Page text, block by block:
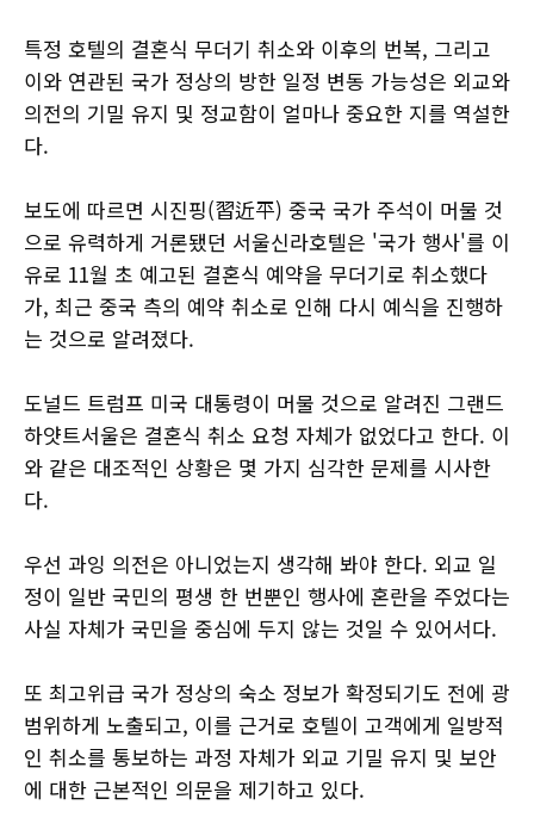
특정 호텔의 결혼식 무더기 취소와 이후의 번복, 그리고
이와 연관된 국가 정상의 방한 일정 변동 가능성은 외교와
의전의 기밀 유지 및 정교함이 얼마나 중요한 지를 역설한
다.
보도에 따르면 시진핑(習近平) 중국 국가 주석이 머물 것
으로 유력하게 거론됐던 서울신라호텔은 '국가 행사'를 이
유로 11월 초 예고된 결혼식 예약을 무더기로 취소했다
가, 최근 중국 측의 예약 취소로 인해 다시 예식을 진행하
는 것으로 알려졌다.
도널드 트럼프 미국 대통령이 머물 것으로 알려진 그랜드
하얏트서울은 결혼식 취소 요청 자체가 없었다고 한다. 이
와 같은 대조적인 상황은 몇 가지 심각한 문제를 시사한
다.
우선 과잉 의전은 아니었는지 생각해 봐야 한다. 외교 일
정이 일반 국민의 평생 한 번뿐인 행사에 혼란을 주었다는
사실 자체가 국민을 중심에 두지 않는 것일 수 있어서다.
또 최고위급 국가 정상의 숙소 정보가 확정되기도 전에 광
범위하게 노출되고, 이를 근거로 호텔이 고객에게 일방적
인 취소를 통보하는 과정 자체가 외교 기밀 유지 및 보안
에 대한 근본적인 의문을 제기하고 있다.